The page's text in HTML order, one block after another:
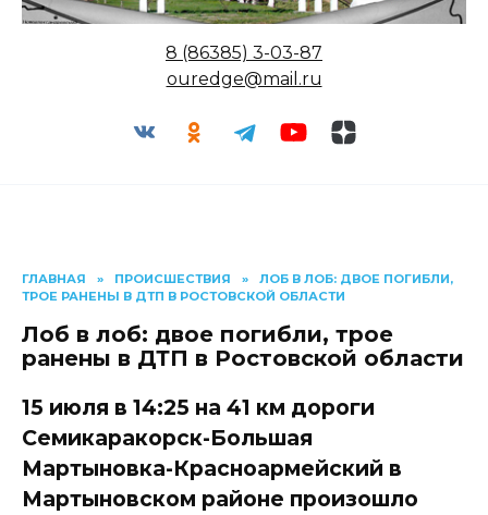
8 (86385) 3-03-87
ouredge@mail.ru
ГЛАВНАЯ » ПРОИСШЕСТВИЯ »
ЛОБ В ЛОБ: ДВОЕ ПОГИБЛИ,
ТРОЕ РАНЕНЫ В ДТП В РОСТОВСКОЙ ОБЛАСТИ
Лоб в лоб: двое погибли, трое
ранены в ДТП в Ростовской области
15 июля в 14:25 на 41 км дороги
Семикаракорск-Большая
Мартыновка-Красноармейский в
Мартыновском районе произошло